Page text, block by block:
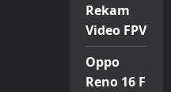
Rekam
Video FPV
Oppo
Reno 16 F